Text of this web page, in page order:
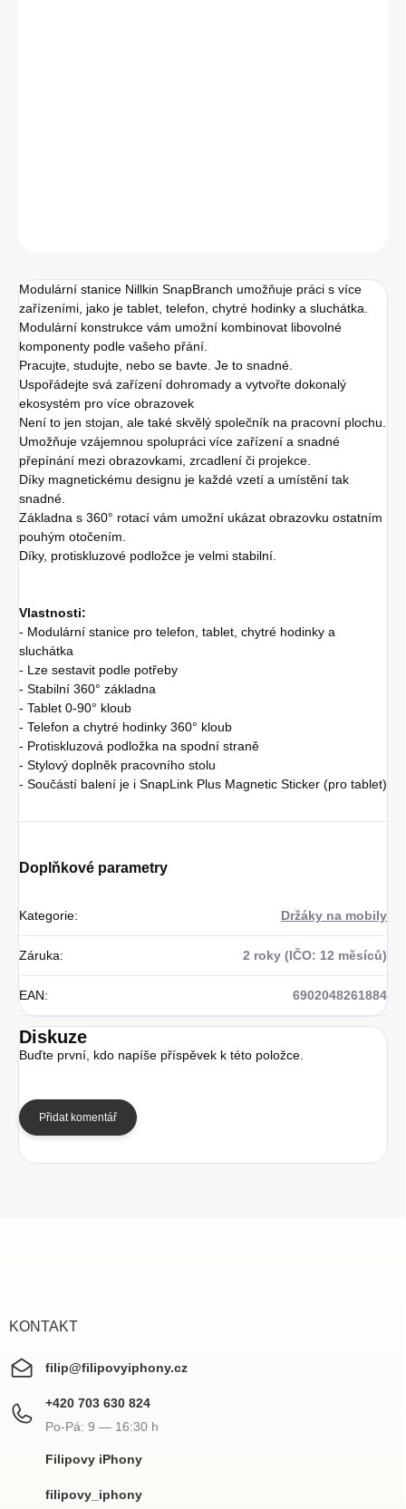
Modulární stanice Nillkin SnapBranch umožňuje práci s více
zařízeními, jako je tablet, telefon, chytré hodinky a sluchátka.
Modulární konstrukce vám umožní kombinovat libovolné
komponenty podle vašeho přání.
Pracujte, studujte, nebo se bavte. Je to snadné.
Uspořádejte svá zařízení dohromady a vytvořte dokonalý
ekosystém pro více obrazovek
Není to jen stojan, ale také skvělý společník na pracovní plochu.
Umožňuje vzájemnou spolupráci více zařízení a snadné
přepínání mezi obrazovkami, zrcadlení či projekce.
Díky magnetickému designu je každé vzetí a umístění tak
snadné.
Základna s 360° rotací vám umožní ukázat obrazovku ostatním
pouhým otočením.
Díky, protiskluzové podložce je velmi stabilní.
Vlastnosti:
- Modulární stanice pro telefon, tablet, chytré hodinky a
sluchátka
- Lze sestavit podle potřeby
- Stabilní 360° základna
- Tablet 0-90° kloub
- Telefon a chytré hodinky 360° kloub
- Protiskluzová podložka na spodní straně
- Stylový doplněk pracovního stolu
- Součástí balení je i SnapLink Plus Magnetic Sticker (pro tablet)
Doplňkové parametry
Kategorie: Držáky na mobily
Záruka: 2 roky (IČO: 12 měsíců)
EAN: 6902048261884
Diskuze
Buďte první, kdo napíše příspěvek k této položce.
Přidat komentář
KONTAKT
filip@filipovyiphony.cz
+420 703 630 824
Filipovy iPhony
filipovy_iphony